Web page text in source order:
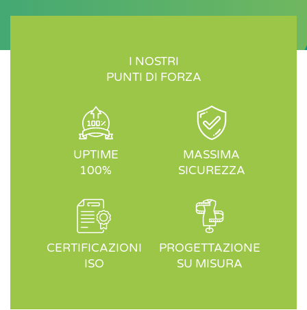
I NOSTRI
PUNTI DI FORZA
UPTIME
100%
MASSIMA
SICUREZZA
CERTIFICAZIONI
ISO
PROGETTAZIONE
SU MISURA